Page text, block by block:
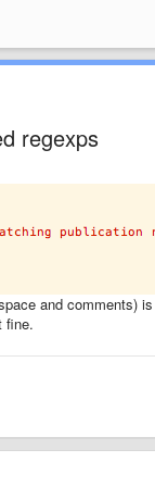
regexps
and comments)
fine.